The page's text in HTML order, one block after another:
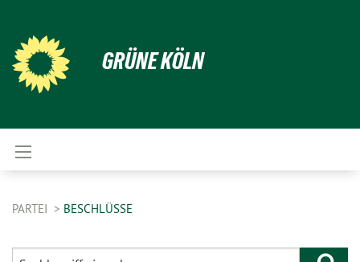
GRÜNE KÖLN
PARTEI BESCHLÜSSE